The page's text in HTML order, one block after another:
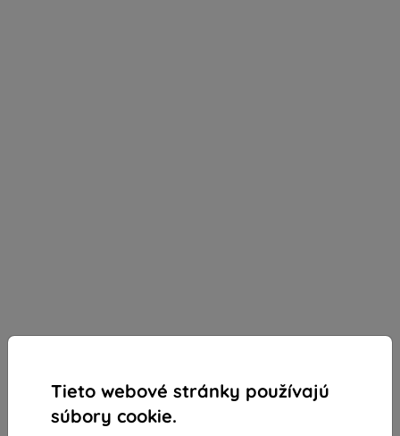
Tieto webové stránky používajú
súbory cookie.Eiger Glass